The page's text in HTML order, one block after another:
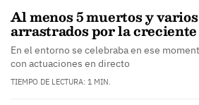
Al menos 5 muertos y
arrastrados por la
En el entorno se celebraba en ese
con actuaciones en directo
TIEMPO DE LECTURA: 1 MIN.